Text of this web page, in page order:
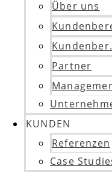
Über uns
Partner
KUNDEN
Referenzen
Case